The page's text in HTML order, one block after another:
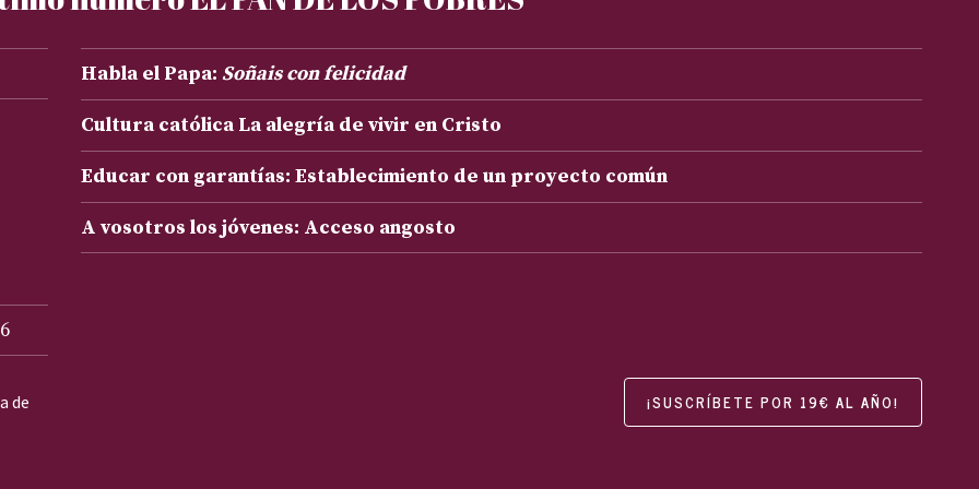
Habla el Papa: Soñais con felicidad
Cultura católica La alegría de vivir en Cristo
Educar con garantías: Establecimiento de un proyecto común
A vosotros los jóvenes: Acceso angosto
de ¡SUSCRÍBETE POR 19€ AL AÑO!